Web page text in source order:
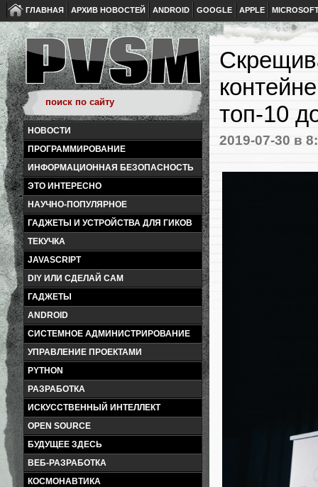
ГЛАВНАЯ АРХИВ НОВОСТЕЙ ANDROID GOOGLE APPLE
НОВОСТИ
ПРОГРАММИРОВАНИЕ
ИНФОРМАЦИОННАЯ БЕЗОПАСНОСТЬ
ЭТО ИНТЕРЕСНО
НАУЧНО-ПОПУЛЯРНОЕ
ГАДЖЕТЫ И УСТРОЙСТВА ДЛЯ ГИКОВ
ТЕКУЧКА
JAVASCRIPT
DIY ИЛИ СДЕЛАЙ САМ
ГАДЖЕТЫ
ANDROID
СИСТЕМНОЕ АДМИНИСТРИРОВАНИЕ
УПРАВЛЕНИЕ ПРОЕКТАМИ
PYTHON
РАЗРАБОТКА
ИСКУССТВЕННЫЙ ИНТЕЛЛЕКТ
OPEN SOURCE
БУДУЩЕЕ ЗДЕСЬ
ВЕБ-РАЗРАБОТКА
КОСМОНАВТИКА
топ-10
2019-07-30 в